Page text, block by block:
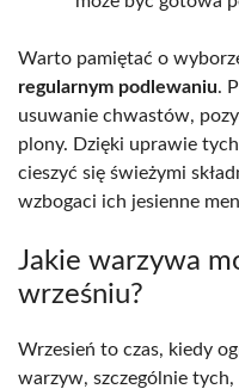
Warto pamiętać o
regularnym podlewaniu.
usuwanie chwastów,
plony. Dzięki uprawie
cieszyć się świeżymi
wzbogaci ich jesienne
Jakie warzywa
wrześniu?
Wrzesień to czas, kiedy
warzyw, szczególnie tych,